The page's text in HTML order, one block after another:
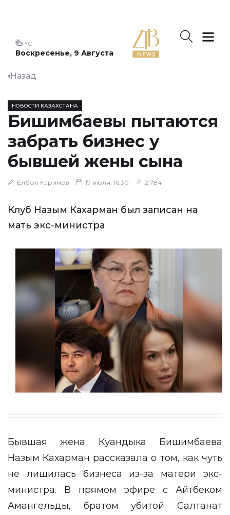
Воскресенье, 9 Августа
°C
Назад
НОВОСТИ КАЗАХСТАНА
Бишимбаевы пытаются
забрать бизнес у
бывшей жены сына
Елбол Каримов 17 июля, 16:30 2,784
Клуб Назым Кахарман был записан на
мать экс-министра
Бывшая жена Куандыка Бишимбаева
Назым Кахарман рассказала о том, как чуть
не лишилась бизнеса из-за матери экс-
министра. В прямом эфире с Айтбеком
Амангельды, братом убитой Салтанат